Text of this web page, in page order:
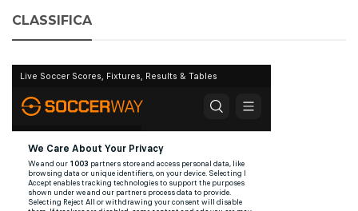
CLASSIFICA